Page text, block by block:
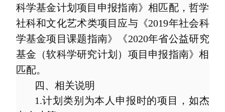
科学基金计划项目申报指南》相匹配，哲学
社科和文化艺术类项目应与《2019年社会科
学基金项目课题指南》《2020年省公益研究
基金（软科学研究计划）项目申报指南》相
匹配。
四、相关说明
1.计划类别为本人申报时的项目，如杰